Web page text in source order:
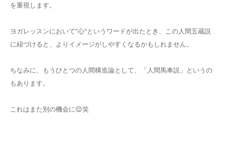
を重視します。
ヨガレッスンにおいて”心”というワードが出たとき、この人間五蔵説
に紐づけると、よりイメージがしやすくなるかもしれません。
ちなみに、もうひとつの人間構造論として、「人間馬車説」というの
もあります。
これはまた別の機会に😌笑